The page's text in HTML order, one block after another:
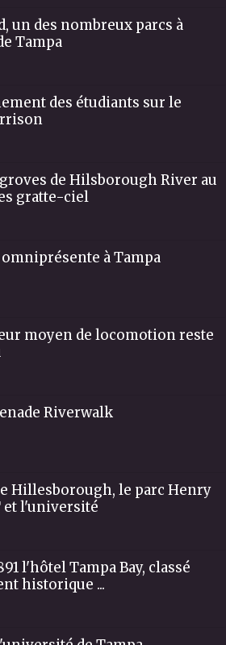
un des nombreux parcs à
Tampa
des étudiants sur le
de Hilsborough River au
gratte-ciel
omniprésente à Tampa
moyen de locomotion reste
Riverwalk
Hillesborough, le parc Henry
et l'université
l'hôtel Tampa Bay, classé
historique ...